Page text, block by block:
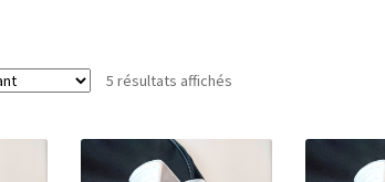
5 résultats affichésTrié